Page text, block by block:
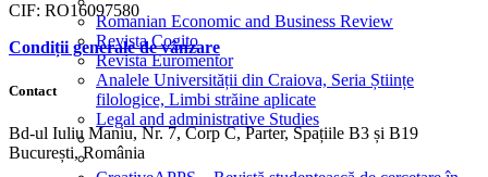
Romanian Economic and Business Review
Revista Cogito
Revista Euromentor
Analele Universității din Craiova, Seria Științe
filologice, Limbi străine aplicate
Legal and administrative Studies
CIF: RO16097580
Condiții generale de vânzare
Contact
Bd-ul Iuliu Maniu, Nr. 7, Corp C, Parter, Spațiile B3 și B19
București, România